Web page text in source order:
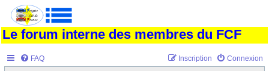
Le forum interne des membres du FCF
FAQ Connexion
Inscription